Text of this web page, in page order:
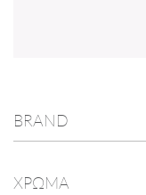
BRAND
ΧΡΩΜΑ